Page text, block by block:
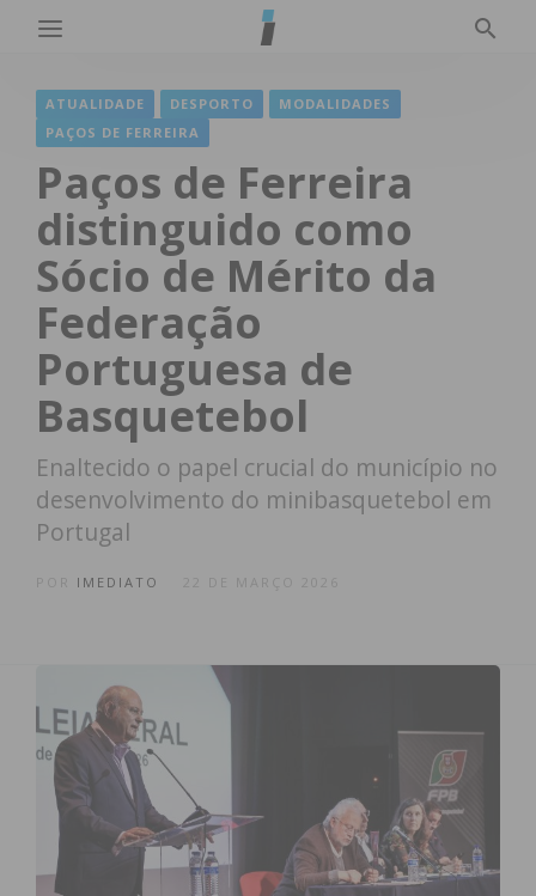
ATUALIDADE DESPORTO
MODALIDADES
PAÇOS DE FERREIRA
Paços de Ferreira
distinguido como
Sócio de Mérito da
Federação
Portuguesa de
Basquetebol
Enaltecido o papel crucial do município no
desenvolvimento do minibasquetebol em
Portugal
IMEDIATO 22 DE MARÇO 2026